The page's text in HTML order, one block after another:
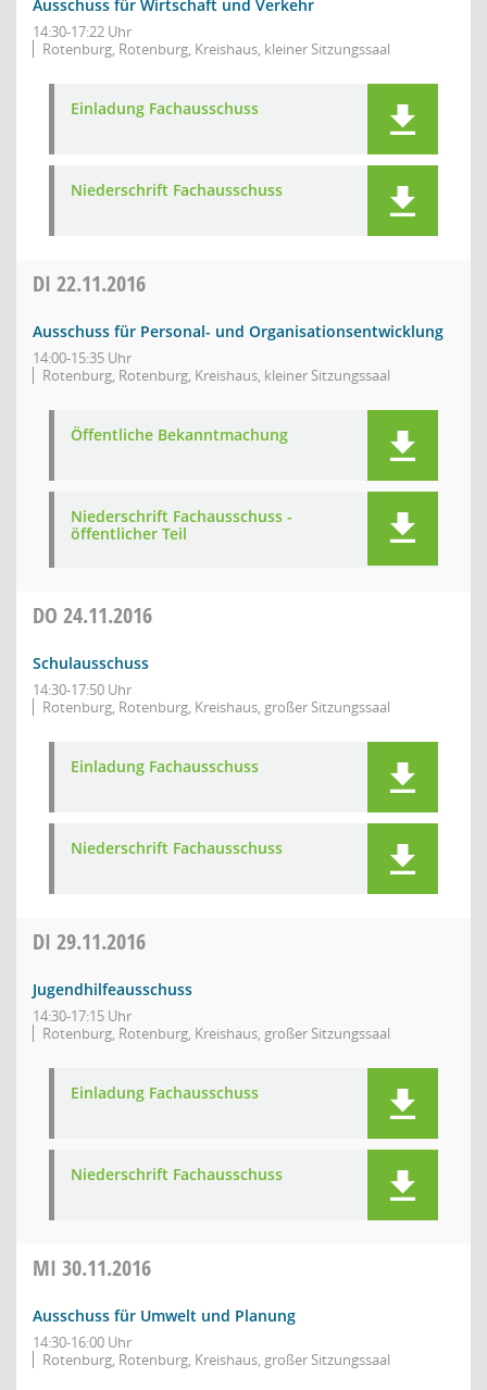
Ausschuss für Wirtschaft und Verkehr
14:30-17:22 Uhr
Rotenburg, Rotenburg, Kreishaus, kleiner Sitzungssaal
Einladung Fachausschuss
Niederschrift Fachausschuss
DI 22.11.2016
Ausschuss für Personal- und Organisationsentwicklung
14:00-15:35 Uhr
Rotenburg, Rotenburg, Kreishaus, kleiner Sitzungssaal
Öffentliche Bekanntmachung
Niederschrift Fachausschuss -
öffentlicher Teil
DO 24.11.2016
Schulausschuss
14:30-17:50 Uhr
Rotenburg, Rotenburg, Kreishaus, großer Sitzungssaal
Einladung Fachausschuss
Niederschrift Fachausschuss
DI 29.11.2016
Jugendhilfeausschuss
14:30-17:15 Uhr
Rotenburg, Rotenburg, Kreishaus, großer Sitzungssaal
Einladung Fachausschuss
Niederschrift Fachausschuss
MI 30.11.2016
Ausschuss für Umwelt und Planung
14:30-16:00 Uhr
Rotenburg, Rotenburg, Kreishaus, großer Sitzungssaal